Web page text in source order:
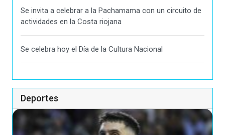
Se invita a celebrar a la Pachamama con un circuito de
actividades en la Costa riojana
Se celebra hoy el Día de la Cultura Nacional
Deportes